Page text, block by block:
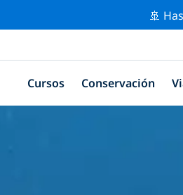
🚢
Cursos Conservación